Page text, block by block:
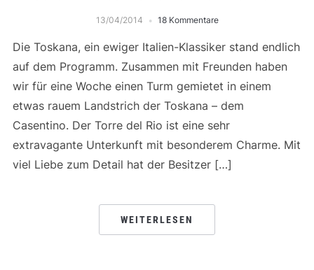
13/04/2014 18 Kommentare
Die Toskana, ein ewiger Italien-Klassiker stand endlich
auf dem Programm. Zusammen mit Freunden haben
wir für eine Woche einen Turm gemietet in einem
etwas rauem Landstrich der Toskana – dem
Casentino. Der Torre del Rio ist eine sehr
extravagante Unterkunft mit besonderem Charme. Mit
viel Liebe zum Detail hat der Besitzer […]
WEITERLESEN